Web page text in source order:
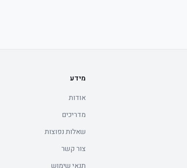
מידע
אודות
מדריכים
שאלות נפוצות
צור קשר
תנאי שימוש